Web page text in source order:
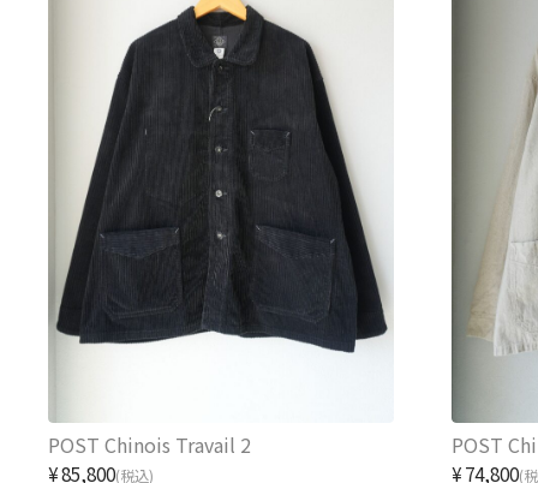
POST Chinois Travail 2
¥85,800(税込)
POST
¥74,800(